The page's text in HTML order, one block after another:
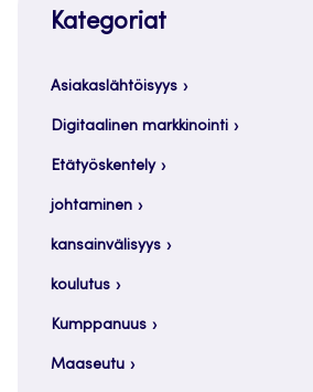
Kategoriat
Asiakaslähtöisyys
Digitaalinen markkinointi
Etätyöskentely
johtaminen
kansainvälisyys
koulutus
Kumppanuus
Maaseutu